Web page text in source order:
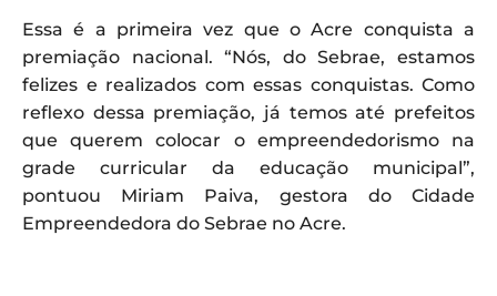
Essa é a primeira vez que o Acre conquista a
premiação nacional. “Nós, do Sebrae, estamos
felizes e realizados com essas conquistas. Como
reflexo dessa premiação, já temos até prefeitos
que querem colocar o empreendedorismo na
grade curricular da educação municipal”,
pontuou Miriam Paiva, gestora do Cidade
Empreendedora do Sebrae no Acre.